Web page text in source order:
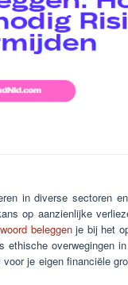
in diverse sectoren
op aanzienlijke
beleggenje bij het
ethische overwegingen
je eigen financiële